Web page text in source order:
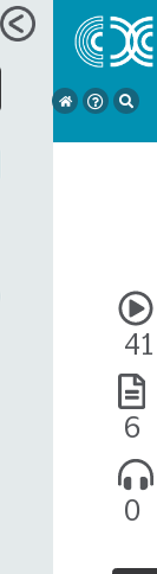
41
6
0